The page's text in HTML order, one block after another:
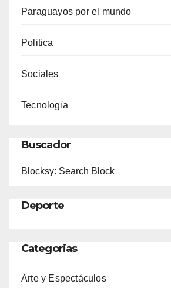
Paraguayos por el mundo
Politica
Sociales
Tecnología
Buscador
Blocksy: Search Block
Deporte
Categorias
Arte y Espectáculos